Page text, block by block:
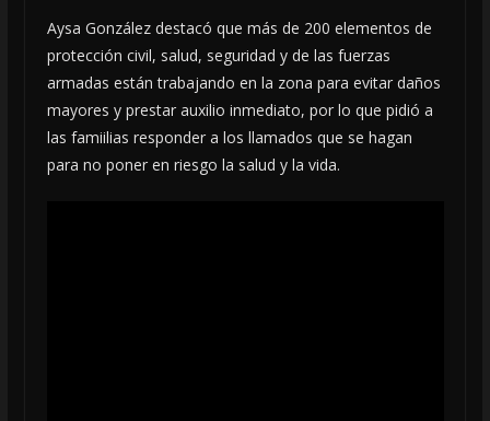
Aysa González destacó que más de 200 elementos de
protección civil, salud, seguridad y de las fuerzas
armadas están trabajando en la zona para evitar daños
mayores y prestar auxilio inmediato, por lo que pidió a
las famiilias responder a los llamados que se hagan
para no poner en riesgo la salud y la vida.